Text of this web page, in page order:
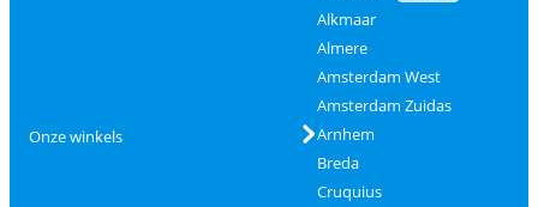
Onze winkels
Alkmaar
Almere
Amsterdam West
Amsterdam Zuidas
Arnhem
Breda
Cruquius